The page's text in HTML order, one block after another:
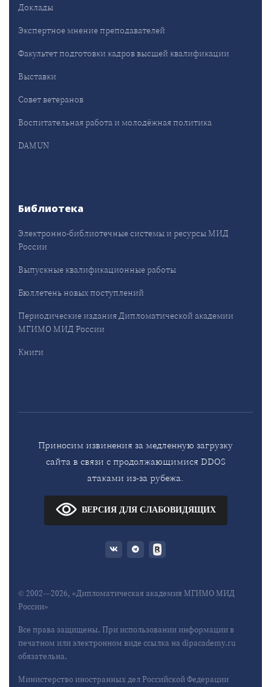
Доклады
Экспертное мнение преподавателей
Факультет подготовки кадров высшей квалификации
Выставки
Совет ветеранов
Воспитательная работа и молодёжная политика
DAMUN
Библиотека
Электронно-библиотечные системы и ресурсы МИД
России
Выпускные квалификационные работы
Бюллетень новых поступлений
Периодические издания Дипломатической академии
МГИМО МИД России
Книги
Приносим извинения за медленную загрузку
сайта в связи с продолжающимися DDOS
атаками из-за рубежа.
ВЕРСИЯ ДЛЯ СЛАБОВИДЯЩИХ
© 2002—2026, «Дипломатическая академия МГИМО МИД
России»
Все права защищены. При использовании информации в
печатном или электронном виде ссылка на dipacademy.ru
обязательна.
Министерство иностранных дел Российской Федерации